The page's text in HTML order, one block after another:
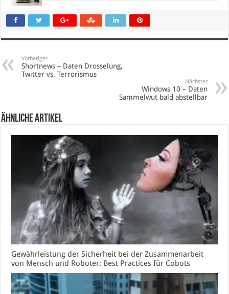
Vorheriger
Shortnews – Daten Drosselung,
Twitter vs. Terrorismus
Nächster
Windows 10 – Daten
Sammelwut bald abstellbar
Ähnliche Artikel
Gewährleistung der Sicherheit bei der Zusammenarbeit
von Mensch und Roboter: Best Practices für Cobots